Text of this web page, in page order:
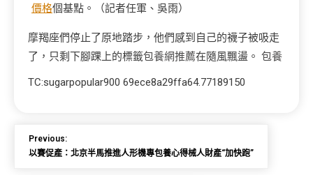
價格個基點。（記者任軍、吳雨）
摩羯座們停止了原地踏步，他們感到自己的襪子被吸走
了，只剩下腳踝上的標籤包養網推薦在隨風飄盪。 包養
TC:sugarpopular900 69ece8a29ffa64.77189150
Previous:
以賽促產：北京半馬推進人形機專包養心得械人財產“加快跑”